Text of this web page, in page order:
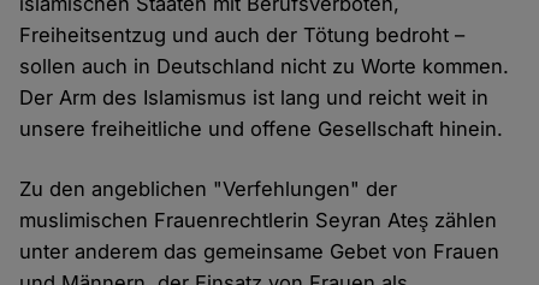
Freiheitsentzug und auch der Tötung bedroht –
sollen auch in Deutschland nicht zu Worte kommen.
Der Arm des Islamismus ist lang und reicht weit in
unsere freiheitliche und offene Gesellschaft hinein.
Zu den angeblichen "Verfehlungen" der
muslimischen Frauenrechtlerin Seyran Ateş zählen
unter anderem das gemeinsame Gebet von Frauen